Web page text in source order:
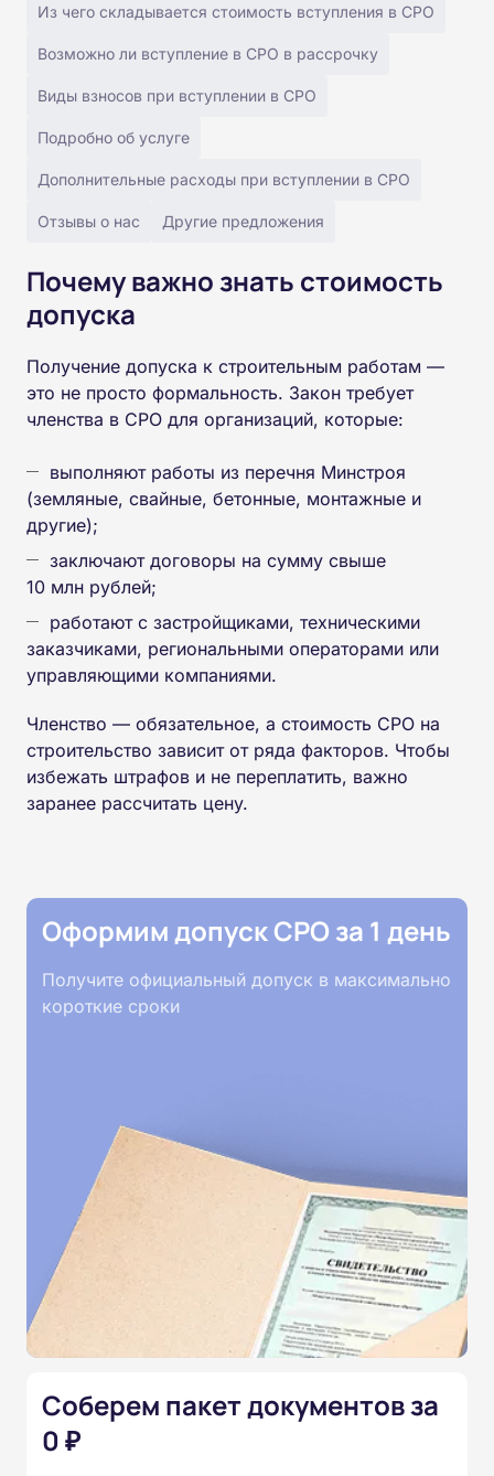
Из чего складывается стоимость вступления в СРО
Возможно ли вступление в СРО в рассрочку
Виды взносов при вступлении в СРО
Подробно об услуге
Дополнительные расходы при вступлении в СРО
Отзывы о нас Другие предложения
Почему важно знать стоимость
допуска
Получение допуска к строительным работам —
это не просто формальность. Закон требует
членства в СРО для организаций, которые:
выполняют работы из перечня Минстроя
(земляные, свайные, бетонные, монтажные и
другие);
заключают договоры на сумму свыше
10 млн рублей;
работают с застройщиками, техническими
заказчиками, региональными операторами или
управляющими компаниями.
Членство — обязательное, а стоимость СРО на
строительство зависит от ряда факторов. Чтобы
избежать штрафов и не переплатить, важно
заранее рассчитать цену.
Оформим допуск СРО за 1 день
Получите официальный допуск в максимально
короткие сроки
Соберем пакет документов за
0 ₽